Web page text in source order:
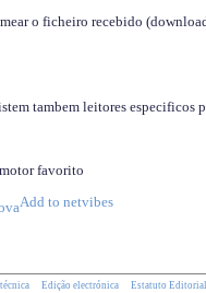
o ficheiro recebido
tambem leitores especificos
favorito
Edição electrónica Estatuto Editorial